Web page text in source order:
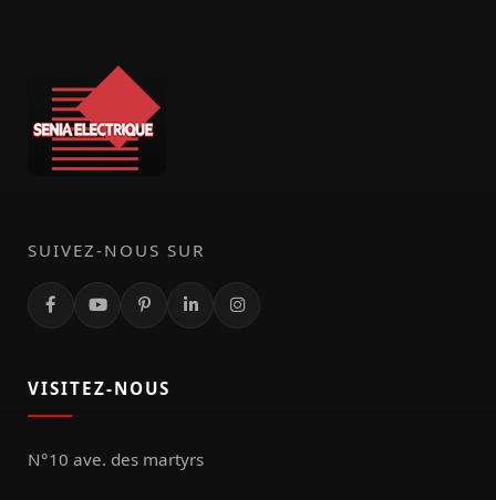
SUIVEZ-NOUS SUR
VISITEZ-NOUS
N°10 ave. des martyrs